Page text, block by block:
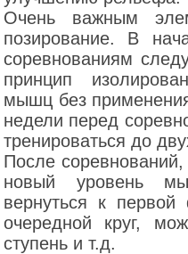
Очень важным
позирование. В
соревнованиям
принцип
мышц без
недели перед
тренироваться до
После
новый уровень
вернуться к
очередной круг,
ступень и т.д.